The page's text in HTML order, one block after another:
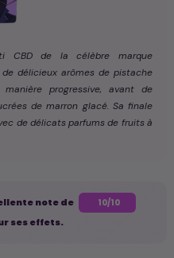
CBD de la célèbre marque
de délicieux arômes de pistache
progressive, avant de
de marron glacé. Sa finale
de délicats parfums de fruits à
note de 10/10
ses effets.